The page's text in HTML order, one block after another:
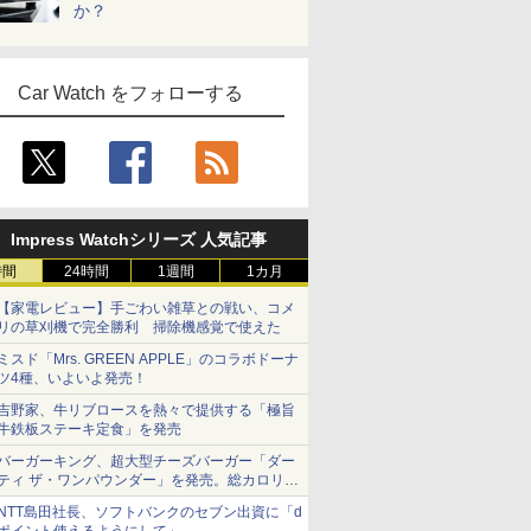
か？
Car Watch をフォローする
Impress Watchシリーズ 人気記事
24時間 1週間 1カ月
家電レビュー】手ごわい雑草との戦い、コメ
の草刈機で完全勝利 掃除機感覚で使えた
スド「Mrs. GREEN APPLE」のコラボドーナ
4種、いよいよ発売！
野家、牛リブロースを熱々で提供する「極旨
鉄板ステーキ定食」を発売
ーガーキング、超大型チーズバーガー「ダー
ィ ザ・ワンパウンダー」を発売。総カロリー
1656kcal、総重量約527g！
島田社長、ソフトバンクのセブン出資に「d